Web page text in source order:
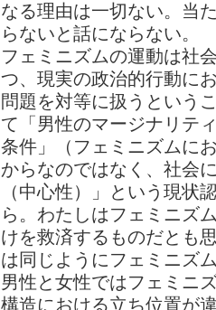
なる理由は一切ない。当
らないと話にならない。
フェミニズムの運動は社
つ、現実の政治的行動に
問題を対等に扱うという
て「男性のマージナリテ
条件」（フェミニズムに
からなのではなく、社会
（中心性）」という現状
ら。わたしはフェミニズ
けを救済するものだとも
は同じようにフェミニズ
男性と女性ではフェミニ
構造における立ち位置が